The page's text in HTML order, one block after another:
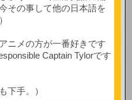
その事して他の日本語を
メの方が一番好きです
Captain Tylorです
下手。）